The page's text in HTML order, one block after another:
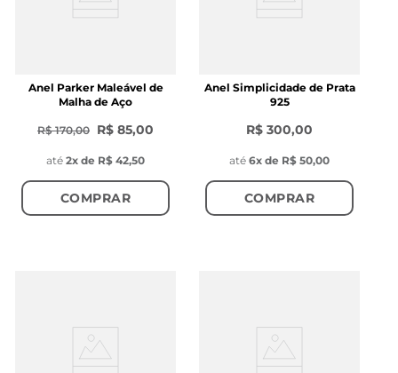
Anel Parker Maleável de
Malha de Aço
R$ 170,00 R$ 85,00
até 2x de R$ 42,50
COMPRAR
Anel Simplicidade de Prata
925
R$ 300,00
até 6x de R$ 50,00
COMPRAR